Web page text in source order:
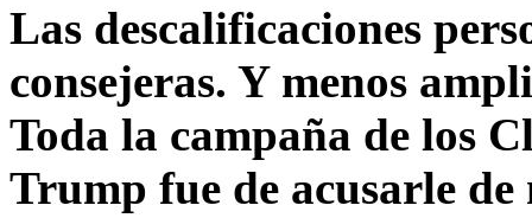
Las descalificaciones
consejeras. Y menos
Toda la campaña de los
Trump fue de acusarle